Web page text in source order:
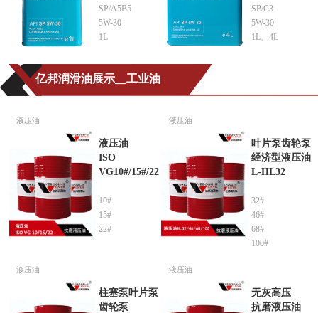
SP/A5B5
5W-30
1L
SP/C3
5W-30
1L、4L
亿邦润滑油展示__工业油
液压油
液压油
ISO
VG10#/15#/22
10#
15#
22#
液压油
叶片泵齿轮泵
经济型液压油
L-HL32
32#
46#
68#
100#
液压油
柱塞泵叶片泵
齿轮泵
液压油
无灰高压
抗磨液压油